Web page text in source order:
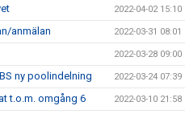
2022-04-02 15:10
anmälan 2022-03-31 08:01
2022-03-28 09:00
ny poolindelning 2022-03-24 07:39
t.o.m. omgång 6 2022-03-10 21:58